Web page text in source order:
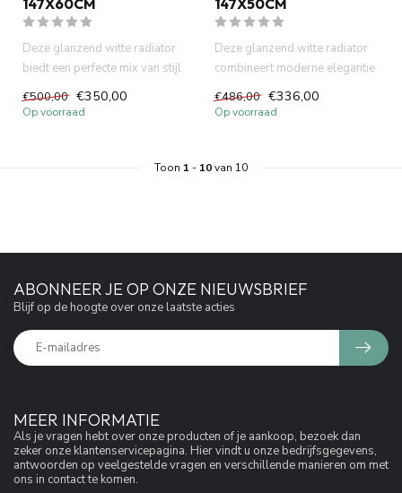
147X60CM
Deze glanzend witte radiator
biedt een perfecte mix van stijl
en functionaliteit...
€500,00 €350,00
Op voorraad
147X50CM
Deze glanzend witte radiator
combineert moderne elegantie
met efficiënte verwarm...
€486,00 €336,00
Op voorraad
Toon 1 - 10van 10
MEER INFORMATIE
Als je vragen hebt over onze producten of je aankoop, bezoek dan
zeker onze klantenservicepagina. Hier vindt u onze bedrijfsgegevens,
antwoorden op veelgestelde vragen en verschillende manieren om met
ons in contact te komen.
ABONNEER JE OP ONZE NIEUWSBRIEF
Blijf op de hoogte over onze laatste acties